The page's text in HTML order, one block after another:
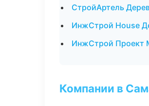
СтройАртель
ИнжСтрой House
ИнжСтрой Проект
Компании в